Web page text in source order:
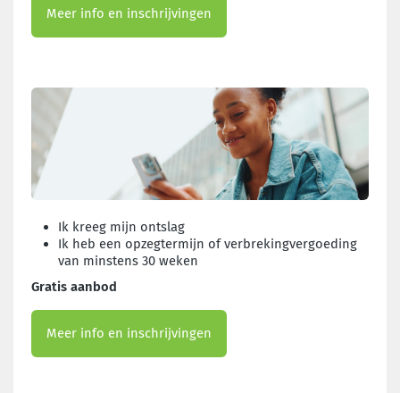
Meer info en inschrijvingen
Ik kreeg mijn ontslag
Ik heb een opzegtermijn of verbrekingvergoeding
van minstens 30 weken
Gratis aanbod
Meer info en inschrijvingen